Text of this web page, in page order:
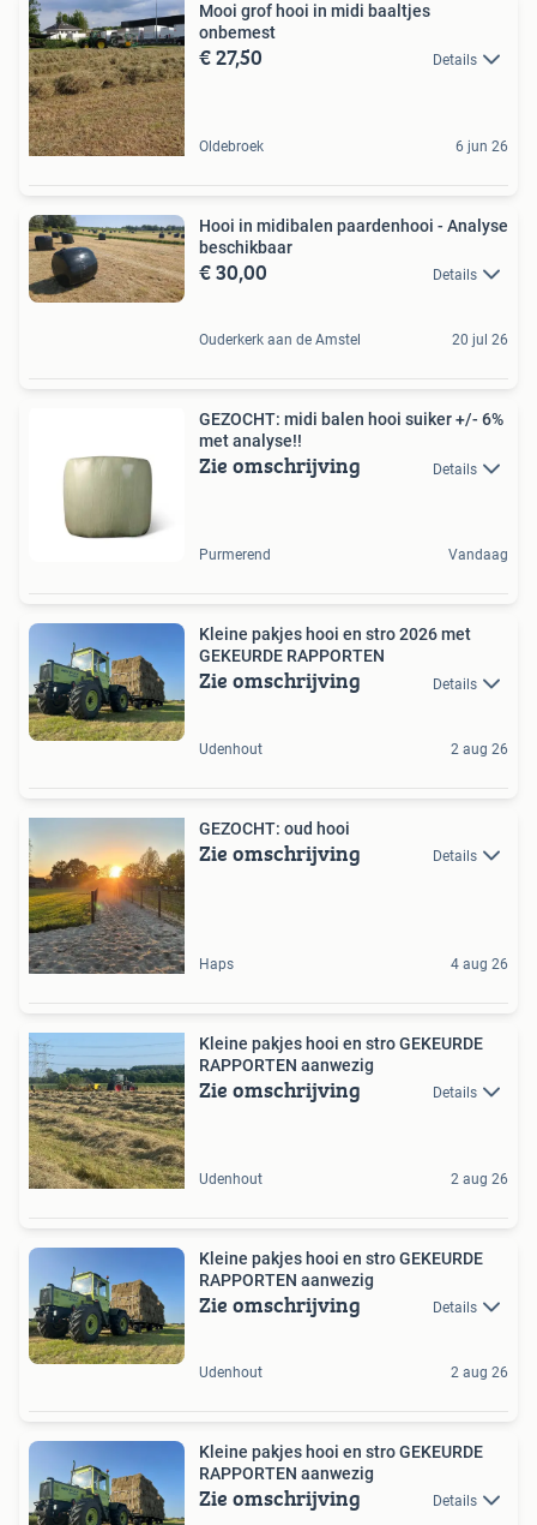
Mooi grof hooi in midi baaltjes
onbemest
€ 27,50 Details
Oldebroek 6 jun 26
Hooi in midibalen paardenhooi - Analyse
beschikbaar
€ 30,00 Details
Ouderkerk aan de Amstel 20 jul 26
GEZOCHT: midi balen hooi suiker +/- 6%
met analyse!!
Zie omschrijving Details
Purmerend Vandaag
Kleine pakjes hooi en stro 2026 met
GEKEURDE RAPPORTEN
Zie omschrijving Details
Udenhout 2 aug 26
GEZOCHT: oud hooi
Zie omschrijving Details
Haps 4 aug 26
Kleine pakjes hooi en stro GEKEURDE
RAPPORTEN aanwezig
Zie omschrijving Details
Udenhout 2 aug 26
Kleine pakjes hooi en stro GEKEURDE
RAPPORTEN aanwezig
Zie omschrijving Details
Udenhout 2 aug 26
Kleine pakjes hooi en stro GEKEURDE
RAPPORTEN aanwezig
Zie omschrijving Details